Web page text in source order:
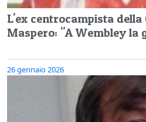
L'ex centrocampista della
Maspero: "A Wembley la
26 gennaio 2026